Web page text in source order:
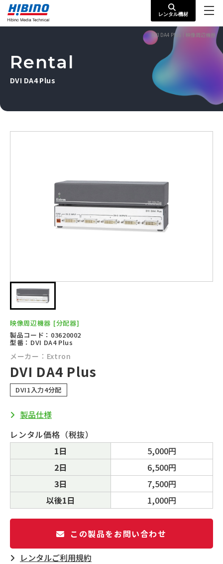
レンタル機材
DVI DA4 Plus｜映像周辺機器
Rental
DVI DA4 Plus
映像周辺機器 [分配器]
製品コード：03620002
型番：DVI DA4 Plus
メーカー：Extron
DVI DA4 Plus
DVI1入力4分配
製品仕様
レンタル価格（税抜）
1日
5,000円
2日
6,500円
3日
7,500円
以後1日
1,000円
この製品をお問い合わせ
レンタルご利⽤規約